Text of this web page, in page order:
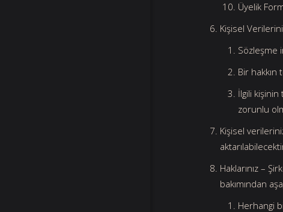
Üyelik
Kişisel
Sözleşme
Bir hakkın
İlgili
zorunlu
Kişisel
Haklarınız –
bakımından
Herhangi